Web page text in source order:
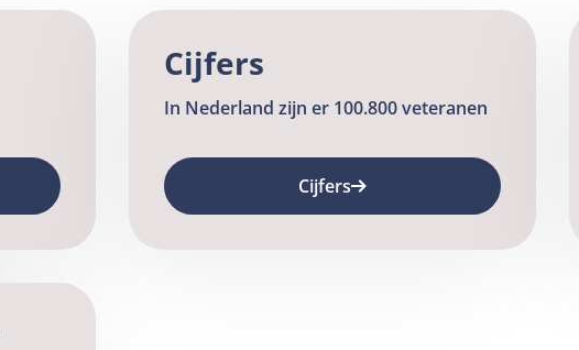
Cijfers
In Nederland zijn er 100.800 veteranen
Cijfers